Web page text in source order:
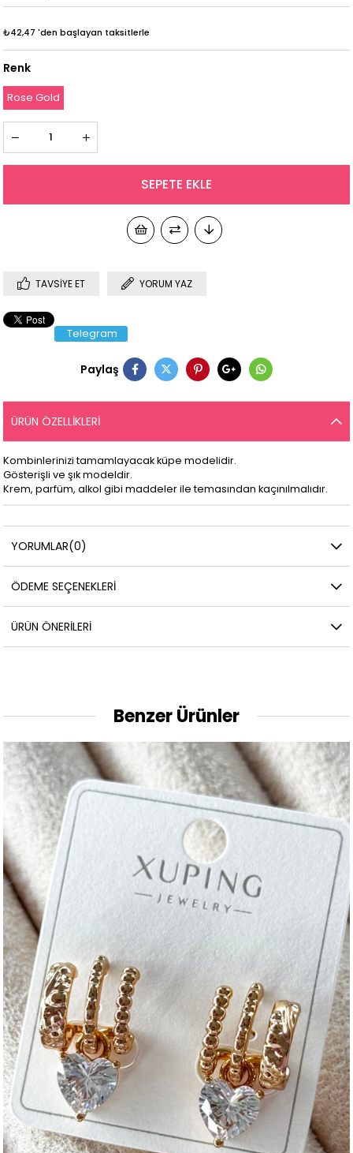
₺42,47 'den başlayan taksitlerle
Renk
Rose Gold
TAVSIYE ET YORUM YAZ
Telegram
Paylaş
ÜRÜN ÖZELLIKLERI
Kombinlerinizi tamamlayacak küpe modelidir.
Gösterişli ve şık modeldir.
Krem, parfüm, alkol gibi maddeler ile temasından kaçınılmalıdır.
YORUMLAR(0)
ÖDEME SEÇENEKLERI
ÜRÜN ÖNERILERI
Benzer Ürünler